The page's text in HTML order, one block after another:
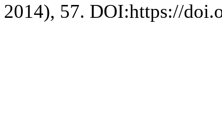
2014), 57. DOI:https://